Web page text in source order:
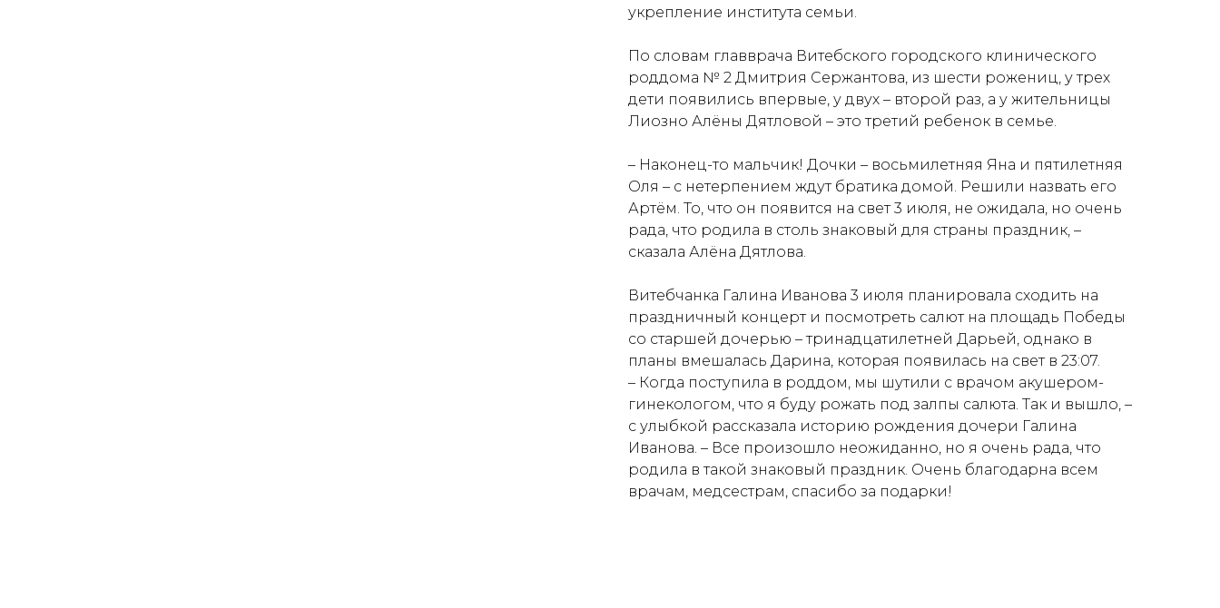
укрепление института семьи.
По словам главврача Витебского городского клинического
роддома № 2 Дмитрия Сержантова, из шести рожениц, у трех
дети появились впервые, у двух – второй раз, а у жительницы
Лиозно Алёны Дятловой – это третий ребенок в семье.
– Наконец-то мальчик! Дочки – восьмилетняя Яна и пятилетняя
Оля – с нетерпением ждут братика домой. Решили назвать его
Артём. То, что он появится на свет 3 июля, не ожидала, но очень
рада, что родила в столь знаковый для страны праздник, –
сказала Алёна Дятлова.
Витебчанка Галина Иванова 3 июля планировала сходить на
праздничный концерт и посмотреть салют на площадь Победы
со старшей дочерью – тринадцатилетней Дарьей, однако в
планы вмешалась Дарина, которая появилась на свет в 23:07.
– Когда поступила в роддом, мы шутили с врачом акушером-
гинекологом, что я буду рожать под залпы салюта. Так и вышло, –
с улыбкой рассказала историю рождения дочери Галина
Иванова. – Все произошло неожиданно, но я очень рада, что
родила в такой знаковый праздник. Очень благодарна всем
врачам, медсестрам, спасибо за подарки!